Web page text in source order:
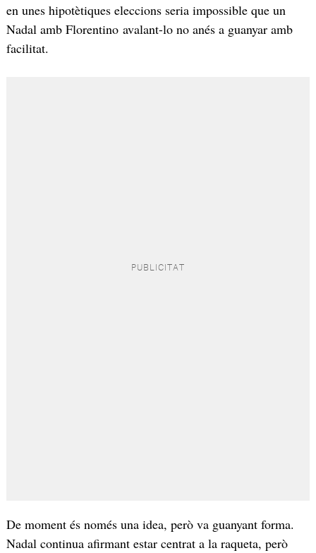
en unes hipotètiques eleccions seria impossible que un
Nadal amb Florentino avalant-lo no anés a guanyar amb
facilitat.
De moment és només una idea, però va guanyant forma.
Nadal continua afirmant estar centrat a la raqueta, però